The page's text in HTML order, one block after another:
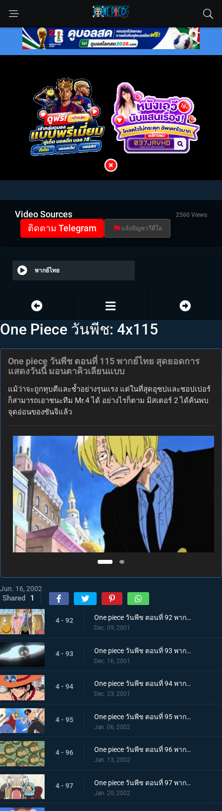
Video Sources 2560 Views
ติดตาม Telegram แจ้งปัญหาวีดีโอ
พากย์ไทย
One Piece วันพีช: 4x115
One piece วันพีช ตอนที่ 115 พากย์ไทย สุดยอดการ
แสดงวันนี้ มอนตาคิวเลียนแบบ
แม้ว่าจะถูกทุบตีและช้ำอย่างรุนแรง แต่ในที่สุดอุซปและชอปเปอร์
ก็สามารถเอาชนะทีม Mr.4 ได้ อย่างไรก็ตาม มิสเตอร์ 2 ได้ค้นพบ
จุดอ่อนของซันจิแล้ว
Jun. 16, 2002
Shared 1
4 - 92 One piece วันพีช ตอนที่ 92 พากย์ไทย วีรบุรุษแห่งอลาบัสต้า และกะเทยสาวนักบัลเล่ต์สุดสวย
Dec. 09, 2001
4 - 93 One piece วันพีช ตอนที่ 93 พากย์ไทย มุ่งสู่เมืองแห่งทราย กองกำลังทหารปฏิวัติและผงเรียกฝน!
Dec. 16, 2001
4 - 94 One piece วันพีช ตอนที่ 94 พากย์ไทย การพบกันอีกครั้งของเหล่าฮีโร นามนั้นคือเอสหมัดเพลิง!
Dec. 23, 2001
4 - 95 One piece วันพีช ตอนที่ 95 พากย์ไทย เอสและลูฟี่ ความทรงจำอันแสนเร่าร้อน และบาดแผลของสองพี่น้อง
Jan. 06, 2002
4 - 96 One piece วันพีช ตอนที่ 96 พากย์ไทย เอลุมารุ เมืองแห่งสีเขียว และพะยูนกังฟู
Jan. 13, 2002
4 - 97 One piece วันพีช ตอนที่ 97 พากย์ไทย การผจญภัยในอาณาจักรแห่งทราย ปีศาจบนแผ่นดินอันแสนร้อนระอุ
Jan. 20, 2002